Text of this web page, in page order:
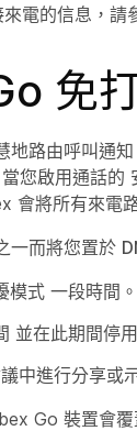
電的信息，請
免
地路由呼叫通
您啟用通話的
會將所有來電
一而將您置於
模式 一段時間。
並在此期間停
中進行分享或
Go 裝置會